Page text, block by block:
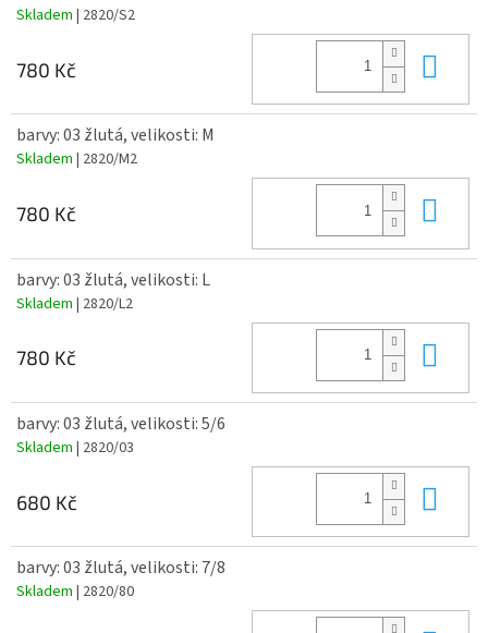
Skladem | 2820/S2
780 Kč
barvy: 03 žlutá, velikosti: M
Skladem | 2820/M2
780 Kč
barvy: 03 žlutá, velikosti: L
Skladem | 2820/L2
780 Kč
barvy: 03 žlutá, velikosti: 5/6
Skladem | 2820/03
680 Kč
barvy: 03 žlutá, velikosti: 7/8
Skladem | 2820/80